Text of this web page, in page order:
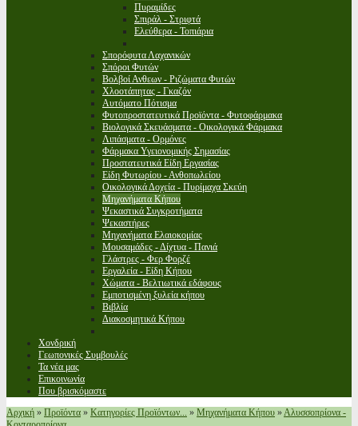
Πυραμίδες
Σπιράλ - Στριφτά
Ελεύθερα - Τοπιάρια
Σπορόφυτα Λαχανικών
Σπόροι Φυτών
Βολβοί Ανθεων - Ριζώματα Φυτών
Χλοοτάπητας - Γκαζόν
Αυτόματο Πότισμα
Φυτοπροστατευτικά Προϊόντα - Φυτοφάρμακα
Βιολογικά Σκευάσματα - Οικολογικά Φάρμακα
Λιπάσματα - Ορμόνες
Φάρμακα Υγειονομικής Σημασίας
Προστατευτικά Είδη Εργασίας
Είδη Φυτωρίου - Ανθοπωλείου
Οικολογικά Δοχεία - Πυρίμαχα Σκεύη
Μηχανήματα Κήπου
Ψεκαστικά Συγκροτήματα
Ψεκαστήρες
Μηχανήματα Ελαιοκομίας
Μουσαμάδες - Δίχτυα - Πανιά
Γλάστρες - Φερ Φορζέ
Εργαλεία - Είδη Κήπου
Χώματα - Βελτιωτικά εδάφους
Εμποτισμένη ξυλεία κήπου
Βιβλία
Διακοσμητικά Κήπου
Χονδρική
Γεωπονικές Συμβουλές
Τα νέα μας
Επικοινωνία
Που βρισκόμαστε
Αρχική » Προϊόντα » Κατηγορίες Προϊόντων... » Μηχανήματα Κήπου »Αλυσσοπρίονα -